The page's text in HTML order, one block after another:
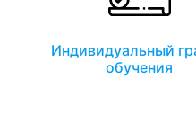
Индивидуальный
обучения